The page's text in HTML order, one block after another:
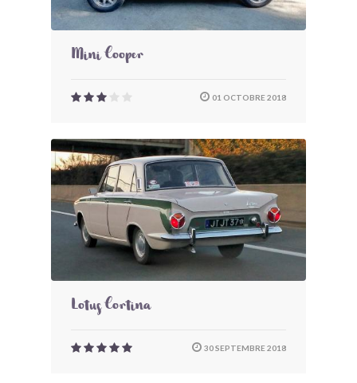
Mini Cooper
01 OCTOBRE 2018
Lotus Cortina
30 SEPTEMBRE 2018